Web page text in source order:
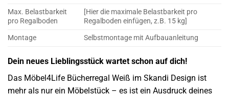
Max. Belastbarkeit
pro Regalboden
[Hier die maximale Belastbarkeit pro
Regalboden einfügen, z.B. 15 kg]
Montage
Selbstmontage mit Aufbauanleitung
Dein neues Lieblingsstück wartet schon auf dich!
Das Möbel4Life Bücherregal Weiß im Skandi Design ist
mehr als nur ein Möbelstück – es ist ein Ausdruck deines